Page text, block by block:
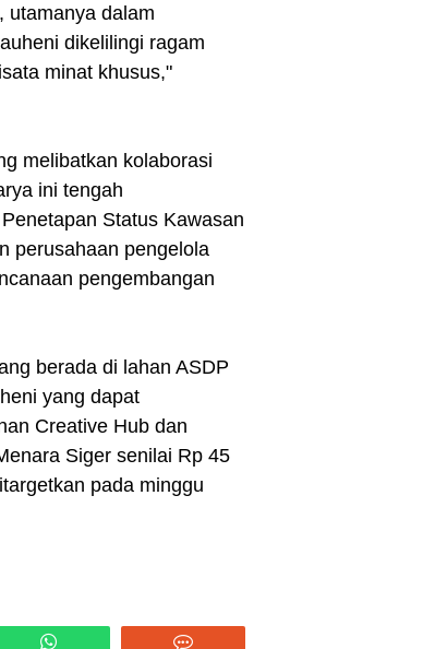
utamanya dalam
dikelilingi ragam
minat khusus,"
melibatkan kolaborasi
ini tengah
Status Kawasan
perusahaan pengelola
pengembangan
berada di lahan ASDP
yang dapat
Creative Hub dan
Siger senilai Rp 45
pada minggu